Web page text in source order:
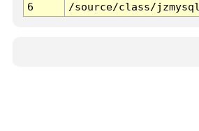
6
/source/class/